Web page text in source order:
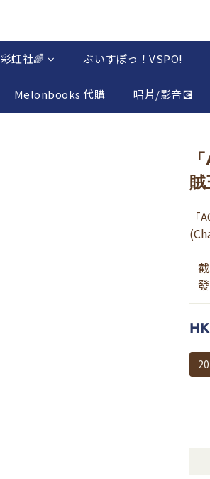
彩虹社🌈 ぶいすぽっ！VSPO!
Melonbooks 代購 唱片/影音💽
賊